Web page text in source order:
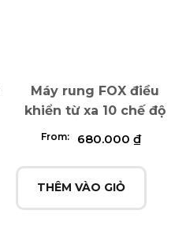
Máy rung FOX điều
khiển từ xa 10 chế độ
From: 680.000₫
THÊM VÀO GIỎ